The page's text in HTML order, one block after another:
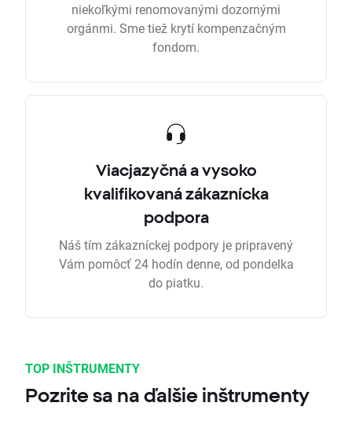
niekoľkými renomovanými dozornými
orgánmi. Sme tiež krytí kompenzačným
fondom.
Viacjazyčná a vysoko
kvalifikovaná zákaznícka
podpora
Náš tím zákazníckej podpory je pripravený
Vám pomôcť 24 hodín denne, od pondelka
do piatku.
TOP INŠTRUMENTY
Pozrite sa na ďalšie inštrumenty